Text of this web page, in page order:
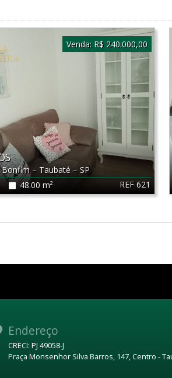
REF 621
Bonfim– Taubaté –SP
48.00 m²
Venda: R$ 240.000,00
Endereço
CRECI: PJ 49058-J
Praça Monsenhor Silva Barros, 147, Centro -